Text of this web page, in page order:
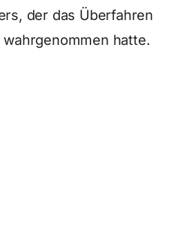
der das Überfahren
hatte.